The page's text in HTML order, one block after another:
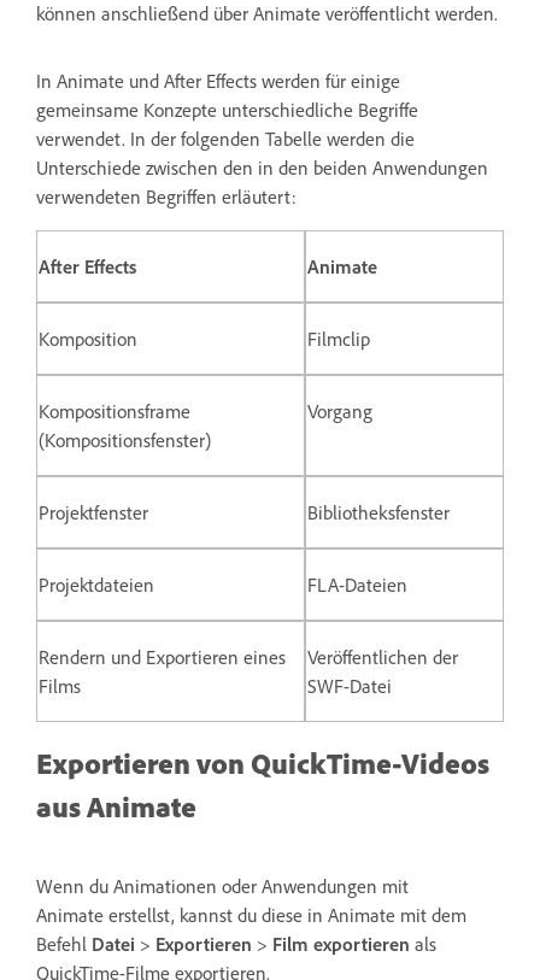
können anschließend über Animate veröffentlicht werden.
In Animate und After Effects werden für einige
gemeinsame Konzepte unterschiedliche Begriffe
verwendet. In der folgenden Tabelle werden die
Unterschiede zwischen den in den beiden Anwendungen
verwendeten Begriffen erläutert:
After Effects Animate
Komposition Filmclip
Kompositionsframe
(Kompositionsfenster)
Vorgang
Projektfenster Bibliotheksfenster
Projektdateien FLA-Dateien
Rendern und Exportieren eines
Films
Veröffentlichen der
SWF-Datei
Exportieren von QuickTime-Videos
aus Animate
Wenn du Animationen oder Anwendungen mit
Animate erstellst, kannst du diese in Animate mit dem
Befehl Datei > Exportieren > Film exportieren als
QuickTime-Filme exportieren.